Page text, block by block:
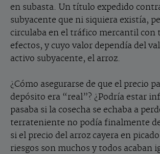
en subasta. Un título expedido
subyacente que ni siquiera existía,
circulaba en el tráfico mercantil con
efectos, y cuyo valor dependía del
activo subyacente, el arroz.
¿Cómo asegurarse de que el precio
depósito era “real”? ¿Podría estar
pasaba si la cosecha se echaba a
terrateniente no podía finalmente
si el precio del arroz cayera en
riesgos son muchos y todos acaban